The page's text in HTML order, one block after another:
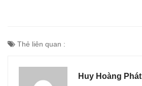
Thẻ liên quan :
Huy Hoàng Phát